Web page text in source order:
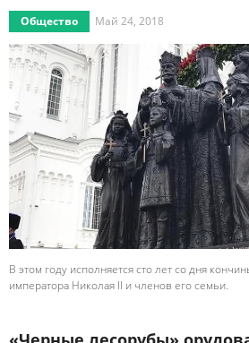
Общество Май 24, 2018
В этом году исполняется сто лет со дня
императора Николая II и членов его семьи.